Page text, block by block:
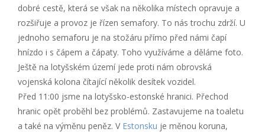
dobré cestě, která se však na několika místech opravuje a
rozšiřuje a provoz je řízen semafory. To nás trochu zdrží. U
jednoho semaforu je na stožáru přímo před námi čapí
hnízdo i s čápem a čápaty. Toho využíváme a děláme foto.
Ještě na lotyšském území jede proti nám obrovská
vojenská kolona čítající několik desítek vozidel.
Před 11:00 jsme na lotyšsko-estonské hranici. Přechod
hranic opět proběhl bez problémů. Zastavujeme na toaletu
a také na výměnu peněz. V Estonsku je měnou koruna,